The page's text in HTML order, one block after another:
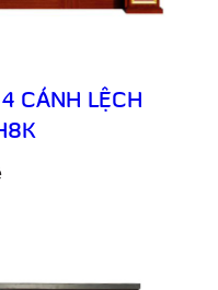
CÁNH LỆCH